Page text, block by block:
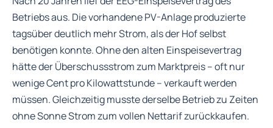
Betriebs aus. Die vorhandene PV-Anlage produzierte
tagsüber deutlich mehr Strom, als der Hof selbst
benötigen konnte. Ohne den alten Einspeisevertrag
hätte der Überschussstrom zum Marktpreis – oft nur
wenige Cent pro Kilowattstunde – verkauft werden
müssen. Gleichzeitig musste derselbe Betrieb zu Zeiten
ohne Sonne Strom zum vollen Nettarif zurückkaufen.